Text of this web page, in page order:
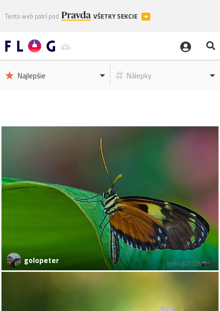
Tento web patrí pod VŠETKY SEKCIE
Najlepšie Nálepky
golopeter